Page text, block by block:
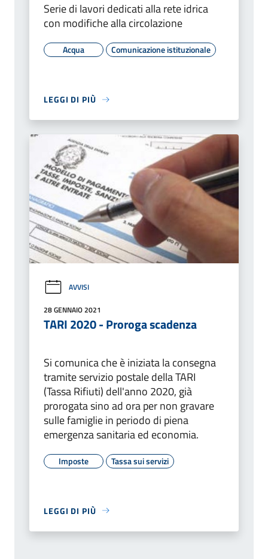
Serie di lavori dedicati alla rete idrica
con modifiche alla circolazione
Acqua Comunicazione istituzionale
LEGGI DI PIÙ
AVVISI
28 GENNAIO 2021
TARI 2020 - Proroga scadenza
Si comunica che è iniziata la consegna
tramite servizio postale della TARI
(Tassa Rifiuti) dell'anno 2020, già
prorogata sino ad ora per non gravare
sulle famiglie in periodo di piena
emergenza sanitaria ed economia.
Imposte Tassa sui servizi
LEGGI DI PIÙ